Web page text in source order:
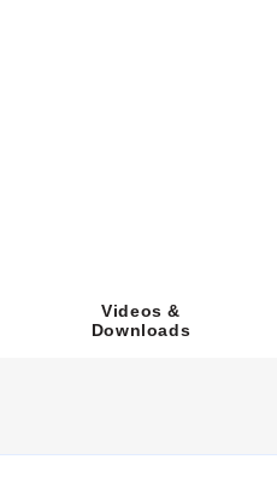
verwendet werden, da
Videos &
Downloads